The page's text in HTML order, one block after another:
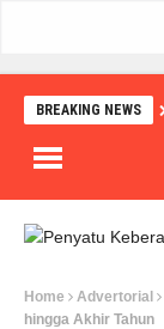
BREAKING NEWS
Home Advertorial
hingga Akhir Tahun